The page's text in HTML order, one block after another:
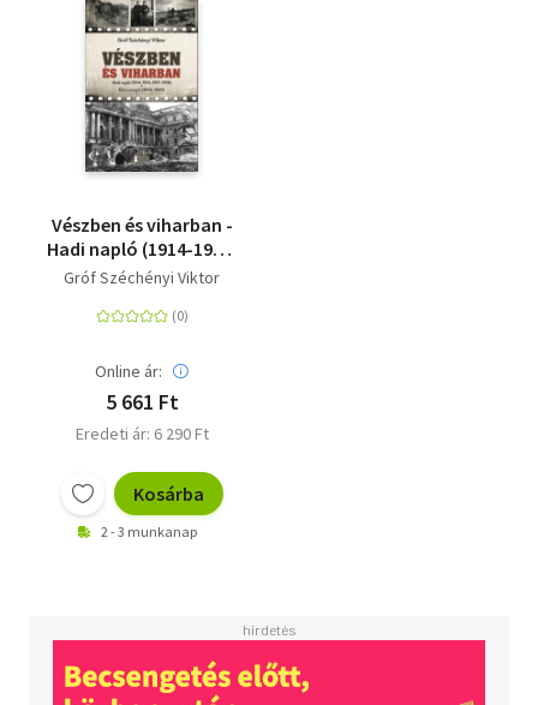
Vészben és viharban -
Hadi napló (1914-1915,
1917-1918) -
1945)
Gróf Széchényi Viktor
Online ár:
5 661 Ft
Eredeti ár: 6 290 Ft
Kosárba
2 - 3 munkanap